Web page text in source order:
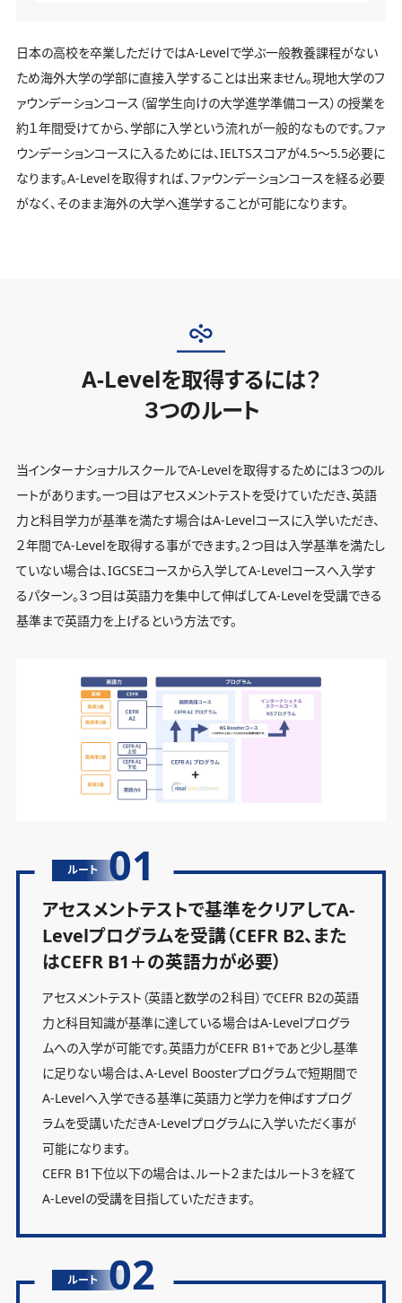
日本の高校を卒業しただけではA-Levelで学ぶ一般教養課程がない
ため海外大学の学部に直接入学することは出来ません。現地大学のフ
ァウンデーションコース（留学生向けの大学進学準備コース）の授業を
約１年間受けてから、学部に入学という流れが一般的なものです。ファ
ウンデーションコースに入るためには、IELTSスコアが4.5～5.5必要に
なります。A-Levelを取得すれば、ファウンデーションコースを経る必要
がなく、そのまま海外の大学へ進学することが可能になります。
A-Levelを取得するには？
３つのルート
当インターナショナルスクールでA-Levelを取得するためには３つのル
ートがあります。一つ目はアセスメントテストを受けていただき、英語
力と科目学力が基準を満たす場合はA-Levelコースに入学いただき、
２年間でA-Levelを取得する事ができます。２つ目は入学基準を満たし
ていない場合は、IGCSEコースから入学してA-Levelコースへ入学す
るパターン。３つ目は英語力を集中して伸ばしてA-Levelを受講できる
基準まで英語力を上げるという方法です。
ルート 01
アセスメントテストで基準をクリアしてA-
Levelプログラムを受講（CEFR B2、また
はCEFR B1＋の英語力が必要）
アセスメントテスト（英語と数学の２科目）でCEFR B2の英語
力と科目知識が基準に達している場合はA-Levelプログラ
ムへの入学が可能です。英語力がCEFR B1+であと少し基準
に足りない場合は、A-Level Boosterプログラムで短期間で
A-Levelへ入学できる基準に英語力と学力を伸ばすプログ
ラムを受講いただきA-Levelプログラムに入学いただく事が
可能になります。
CEFR B1下位以下の場合は、ルート２またはルート３を経て
A-Levelの受講を目指していただきます。
ルート 02